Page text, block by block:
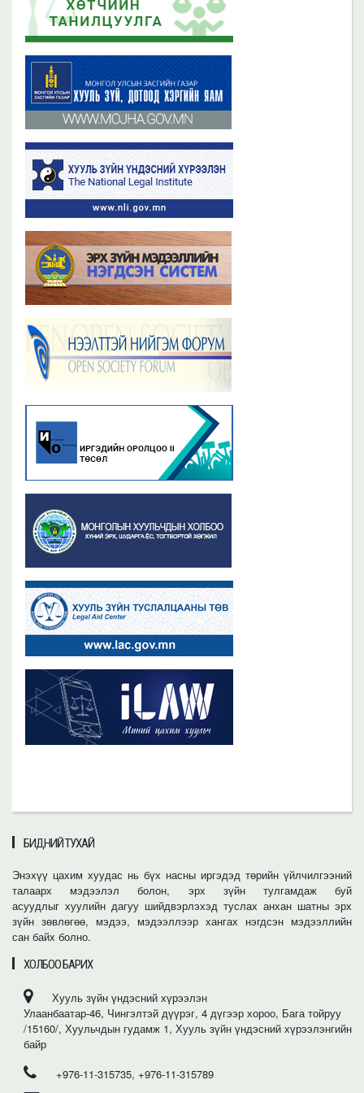
2023 оны 11 сарын 02
Бүх мэдээ
2019 оны 06 сарын 21
БИДНИЙ ТУХАЙ
Энэхүү цахим хуудас нь бүх насны иргэдэд төрийн үйлчилгээний
талаарх мэдээлэл болон, эрх зүйн тулгамдаж буй
асуудлыг хуулийн дагуу шийдвэрлэхэд туслах анхан шатны эрх
зүйн зөвлөгөө, мэдээ, мэдээллээр хангах нэгдсэн мэдээллийн
сан байх болно.
ХОЛБОО БАРИХ
Хууль зүйн үндэсний хүрээлэн
Улаанбаатар-46, Чингэлтэй дүүрэг, 4 дүгээр хороо, Бага тойруу
/15160/, Хуульчдын гудамж 1, Хууль зүйн үндэсний хүрээлэнгийн
байр
+976-11-315735, +976-11-315789